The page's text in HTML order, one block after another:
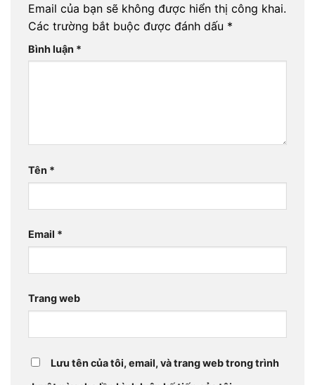
Email của bạn sẽ không được hiển thị công khai.
Các trường bắt buộc được đánh dấu *
Bình luận *
Tên *
Email *
Trang web
Lưu tên của tôi, email, và trang web trong trình